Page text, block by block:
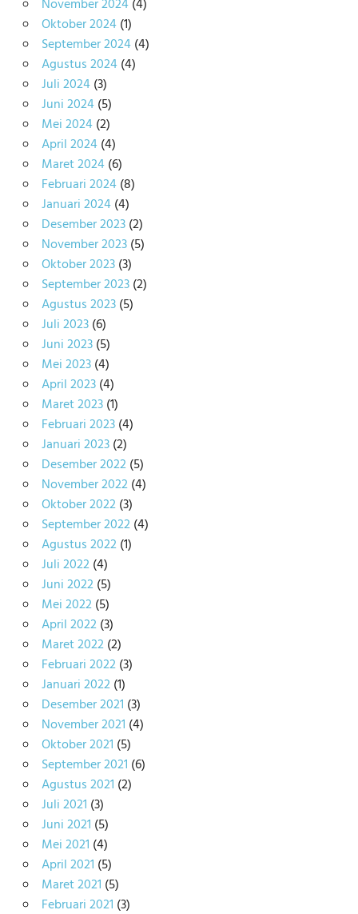
November 2024(4)
Oktober 2024(1)
September 2024(4)
Agustus 2024(4)
Juli 2024(3)
Juni 2024(5)
Mei 2024(2)
April 2024(4)
Maret 2024(6)
Februari 2024(8)
Januari 2024(4)
Desember 2023(2)
November 2023(5)
Oktober 2023(3)
September 2023(2)
Agustus 2023(5)
Juli 2023(6)
Juni 2023(5)
Mei 2023(4)
April 2023(4)
Maret 2023(1)
Februari 2023(4)
Januari 2023(2)
Desember 2022(5)
November 2022(4)
Oktober 2022(3)
September 2022(4)
Agustus 2022(1)
Juli 2022(4)
Juni 2022(5)
Mei 2022(5)
April 2022(3)
Maret 2022(2)
Februari 2022(3)
Januari 2022(1)
Desember 2021 (3)
November 2021 (4)
Oktober 2021 (5)
September 2021 (6)
Agustus 2021 (2)
Juli 2021 (3)
Juni 2021 (5)
Mei 2021 (4)
April 2021 (5)
Maret 2021 (5)
Februari 2021 (3)